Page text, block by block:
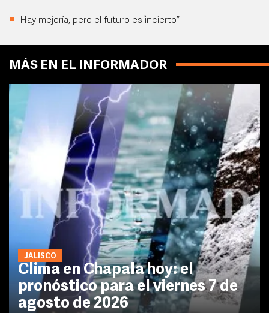
Hay mejoría, pero el futuro es “incierto”
MÁS EN EL INFORMADOR
JALISCO
Clima en Chapala hoy: el
pronóstico para el viernes 7 de
agosto de 2026